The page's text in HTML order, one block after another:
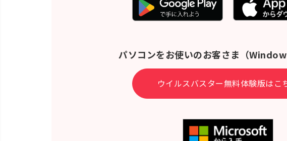
パソコンをお使いのお客さま （
ウイルスバスター無料体験版はこ